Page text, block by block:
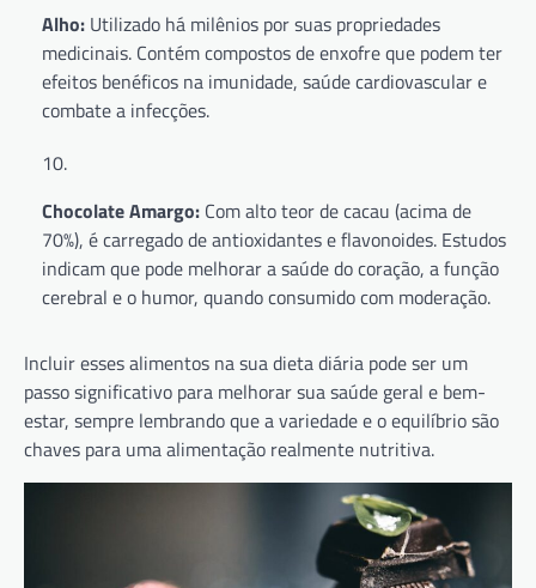
Alho: Utilizado há milênios por suas propriedades
medicinais. Contém compostos de enxofre que podem ter
efeitos benéficos na imunidade, saúde cardiovascular e
combate a infecções.
Chocolate Amargo: Com alto teor de cacau (acima de
70%), é carregado de antioxidantes e flavonoides. Estudos
indicam que pode melhorar a saúde do coração, a função
cerebral e o humor, quando consumido com moderação.
Incluir esses alimentos na sua dieta diária pode ser um
passo significativo para melhorar sua saúde geral e bem-
estar, sempre lembrando que a variedade e o equilíbrio são
chaves para uma alimentação realmente nutritiva.